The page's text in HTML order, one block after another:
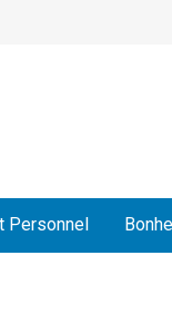
Personnel